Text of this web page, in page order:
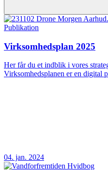
Publikation
Virksomhedsplan 2025
Her får du et indblik i vores
Virksomhedsplanen er en digital
04. jan. 2024